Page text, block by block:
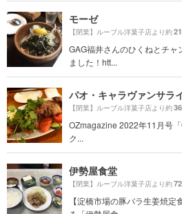
モーゼ
【閉業】ルーブル洋菓子店より約
GAG福井さんのひくねとチャ
ました！htt...
パオ・キャラヴァンサラ
【閉業】ルーブル洋菓子店より約
OZmagazine 2022年11月号
ク...
伊勢屋食堂
【閉業】ルーブル洋菓子店より約
【淀橋市場の豚バラ生姜焼